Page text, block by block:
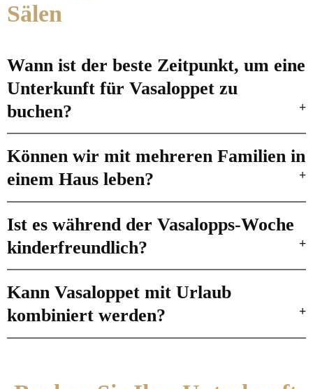
Sälen
Wann ist der beste Zeitpunkt, um eine
Unterkunft für Vasaloppet zu
buchen?
Können wir mit mehreren Familien in
einem Haus leben?
Ist es während der Vasalopps-Woche
kinderfreundlich?
Kann Vasaloppet mit Urlaub
kombiniert werden?